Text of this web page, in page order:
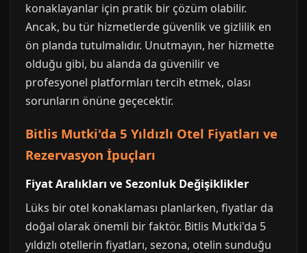
konaklayanlar için pratik bir çözüm olabilir.
Ancak, bu tür hizmetlerde güvenlik ve gizlilik en
ön planda tutulmalıdır. Unutmayın, her hizmette
olduğu gibi, bu alanda da güvenilir ve
profesyonel platformları tercih etmek, olası
sorunların önüne geçecektir.
Bitlis Mutki'da 5 Yıldızlı Otel Fiyatları ve
Rezervasyon İpuçları
Fiyat Aralıkları ve Sezonluk Değişiklikler
Lüks bir otel konaklaması planlarken, fiyatlar da
doğal olarak önemli bir faktör. Bitlis Mutki'da 5
yıldızlı otellerin fiyatları, sezona, otelin sunduğu